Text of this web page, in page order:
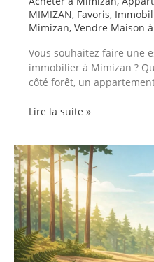
MIMIZAN, Favoris,
Mimizan, Vendre Maison
Vous souhaitez faire une
immobilier à Mimizan ?
côté forêt, un
Faire
bien
immobilier
à
Mimizan
:
le
guide
complet
Lire la suite »